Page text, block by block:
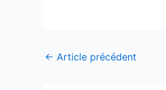
← Article précédent